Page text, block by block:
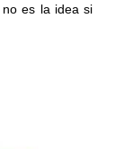
es la idea si